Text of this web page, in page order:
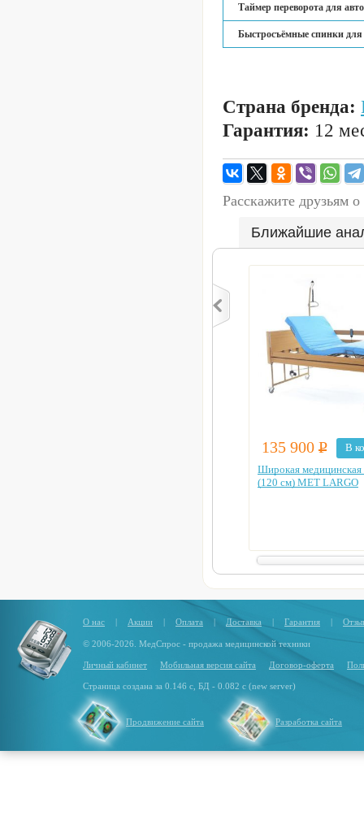
Таймер переворота для
Быстросъёмные спинки для
Страна бренда:
Гарантия: 12
Расскажите друзьям
Ближайшие
135 900 Р
В
Широкая медицинская
(120 см) MET LARGO
О нас | Акции | Оплата | Доставка | Гарантия |
© 2006-2026. МедСпрос - продажа медицинской техники
Личный кабинет Мобильная версия сайта Договор-оферта
Страница создана за 0.146 с, БД - 0.082 с (new server)
Продвижение сайта Разработка сайта